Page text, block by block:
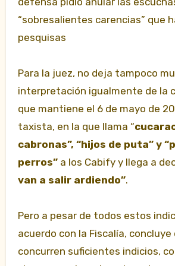
“sobresalientes carencias” que
pesquisas
Para la juez, no deja tampoco
interpretación igualmente de la
que mantiene el 6 de mayo de
taxista, en la que llama “
cabronas”, “hijos de puta” y
perros”a los Cabify y llega a
van a salir ardiendo”.
Pero a pesar de todos estos
acuerdo con la Fiscalía, concluye
concurren suficientes indicios,